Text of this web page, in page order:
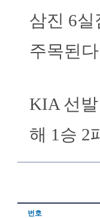
삼진 6
주목된
KIA 선
해 1승 2
번호